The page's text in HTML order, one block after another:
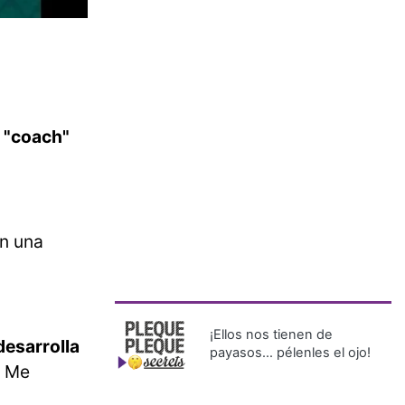
"coach"
una
Me
¡Ellos nos tienen de
payasos… pélenles el ojo!